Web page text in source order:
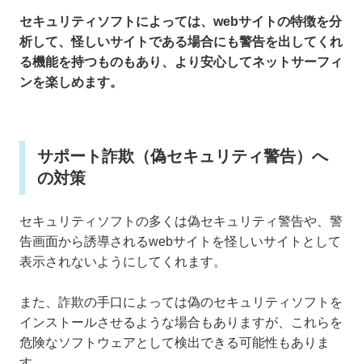
セキュリティソフトによっては、webサイトの特徴を分
析して、怪しいサイトである場合にも警告を出してくれ
る機能を持つものもあり、より安心してネットサーフィ
ンを楽しめます。
サポート詐欺（偽セキュリティ警告）へ
の対策
セキュリティソフトの多くは偽セキュリティ警告や、警
告画面から誘導されるwebサイトを怪しいサイトとして
表示されないようにしてくれます。
また、詐欺の手口によっては偽のセキュリティソフトを
インストールさせるような場合もありますが、これらを
危険なソフトウェアとして検出できる可能性もありま